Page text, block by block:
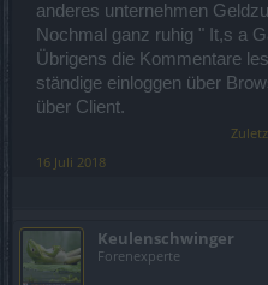
anderes unternehmen
Nochmal ganz ruhig " It,s a
Übrigens die Kommentare
ständige einloggen über
über Client.
16 Juli 2018
Keulenschwinger
Forenexperte